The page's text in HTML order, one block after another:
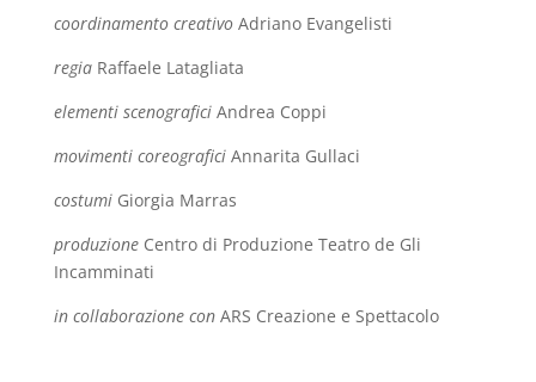
coordinamento creativoAdriano Evangelisti
regiaRaffaele Latagliata
elementi scenograficiAndrea Coppi
movimenti coreograficiAnnarita Gullaci
costumiGiorgia Marras
produzioneCentro di Produzione Teatro de Gli
Incamminati
in collaborazione conARS Creazione e Spettacolo